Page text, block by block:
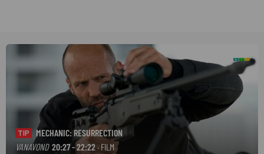
TIP
MECHANIC: RESURRECTION
VANAVOND 20:27 - 22:22· FILM